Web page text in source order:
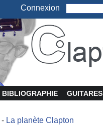
Connexion
BIBLIOGRAPHIE GUITARES
- La planète Clapton